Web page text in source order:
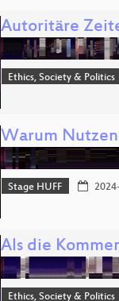
Autoritäre
Ethics, Society & Politics
Warum
Stage HUFF
Als die
Ethics, Society & Politics